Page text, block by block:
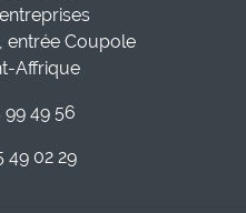
entrée Coupole
Affrique
99 49 56
49 02 29